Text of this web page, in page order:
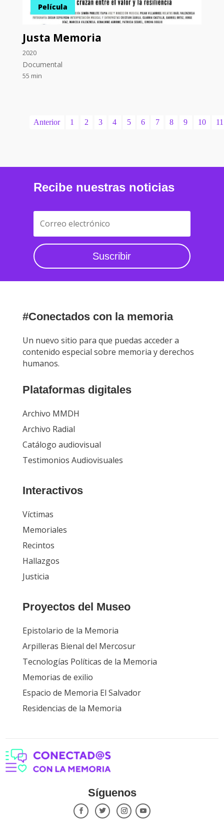
Película
Justa Memoria
2020
Documental
55 min
Anterior 1 2 3 4 5 6 7 8 9 10 11
Recibe nuestras noticias
Suscribir
#Conectados con la memoria
Un nuevo sitio para que puedas acceder a
contenido especial sobre memoria y derechos
humanos.
Plataformas digitales
Archivo MMDH
Archivo Radial
Catálogo audiovisual
Testimonios Audiovisuales
Interactivos
Víctimas
Memoriales
Recintos
Hallazgos
Justicia
Proyectos del Museo
Epistolario de la Memoria
Arpilleras Bienal del Mercosur
Tecnologías Políticas de la Memoria
Memorias de exilio
Espacio de Memoria El Salvador
Residencias de la Memoria
Síguenos